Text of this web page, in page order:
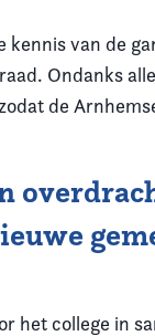
van de
Ondanks
de
het college in